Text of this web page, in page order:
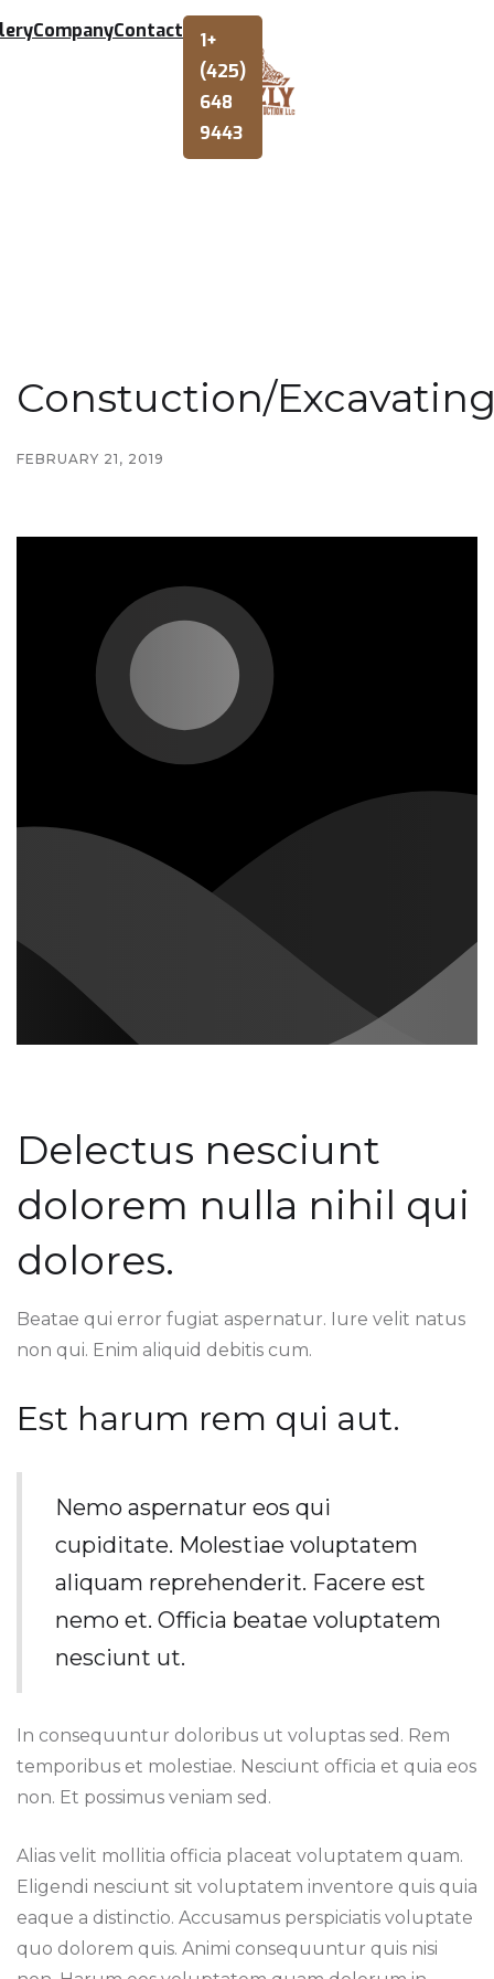
CompanyContact
1+
(425)
648
9443
Constuction/
FEBRUARY 21, 2019
Delectus nesciunt
dolorem nulla nihil qui
dolores.
Beatae qui error fugiat aspernatur. Iure velit natus
non qui. Enim aliquid debitis cum.
Est harum rem qui aut.
Nemo aspernatur eos qui
cupiditate. Molestiae voluptatem
aliquam reprehenderit. Facere est
nemo et. Officia beatae voluptatem
nesciunt ut.
In consequuntur doloribus ut voluptas sed. Rem
temporibus et molestiae. Nesciunt officia et quia eos
non. Et possimus veniam sed.
Alias velit mollitia officia placeat voluptatem quam.
Eligendi nesciunt sit voluptatem inventore quis quia
eaque a distinctio. Accusamus perspiciatis voluptate
quo dolorem quis. Animi consequuntur quis nisi